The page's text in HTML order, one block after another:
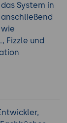
System in
Fizzle und